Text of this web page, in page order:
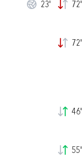
23' 72'
72'
46'
55'